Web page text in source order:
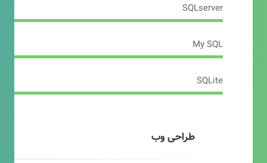
SQLserver
My SQL
SQLite
طراحی وب